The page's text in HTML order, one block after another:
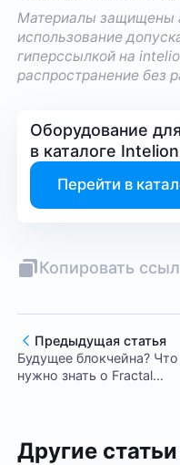
Материалы защищены
использование
гиперссылкой на
распространение без
Оборудование
в каталоге Intelion
Перейти в
Копировать
Предыдущая статья
Будущее блокчейна? Что
нужно знать о Fractal
Другие статьи